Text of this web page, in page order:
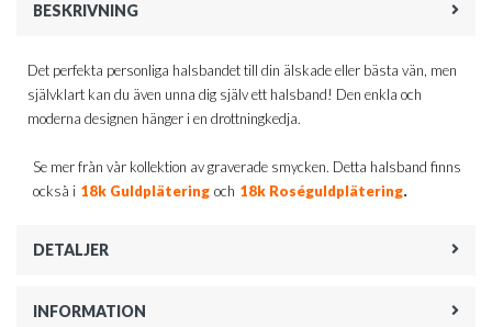
BESKRIVNING
Det perfekta personliga halsbandet till din älskade eller bästa vän, men
självklart kan du även unna dig själv ett halsband! Den enkla och
moderna designen hänger i en drottningkedja.
Se mer från vår kollektion av graverade smycken. Detta halsband finns
också i 18k Guldplätering och 18k Roséguldplätering.
DETALJER
INFORMATION